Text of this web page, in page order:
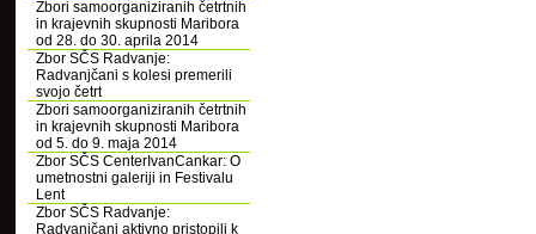
Zbori samoorganiziranih četrtnih
in krajevnih skupnosti Maribora
od 28. do 30. aprila 2014
Zbor SČS Radvanje:
Radvanjčani s kolesi premerili
svojo četrt
Zbori samoorganiziranih četrtnih
in krajevnih skupnosti Maribora
od 5. do 9. maja 2014
Zbor SČS CenterIvanCankar: O
umetnostni galeriji in Festivalu
Lent
Zbor SČS Radvanje:
Radvanjčani aktivno pristopili k